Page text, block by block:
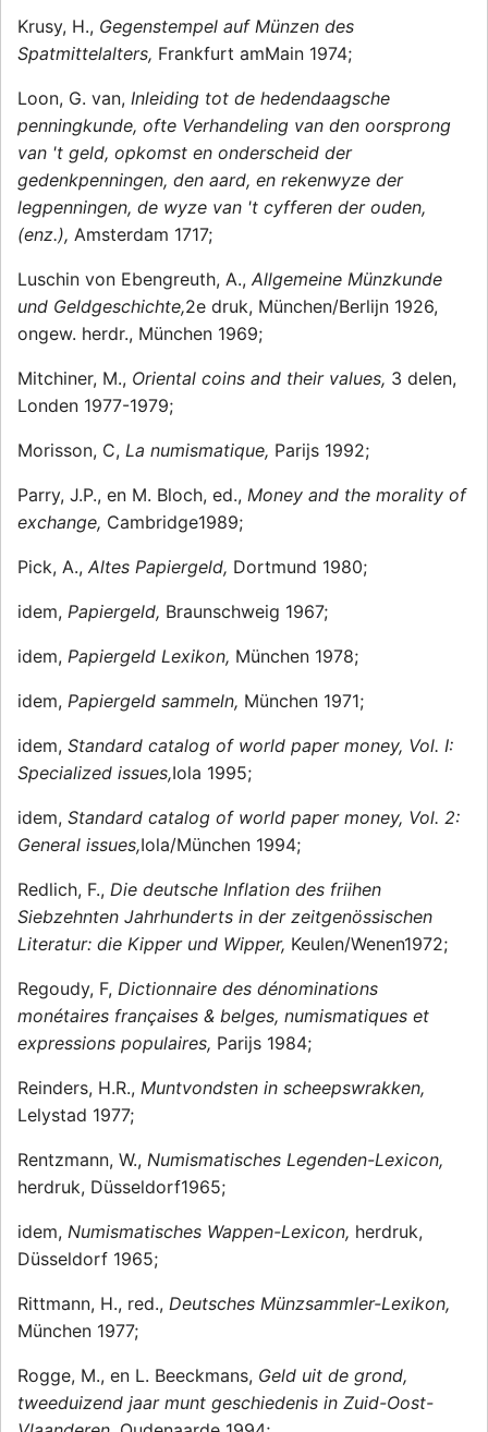
Krusy, H., Gegenstempel auf Münzen des
Spatmittelalters, Frankfurt amMain 1974;
Loon, G. van, Inleiding tot de hedendaagsche
penningkunde, ofte Verhandeling van den oorsprong
van 't geld, opkomst en onderscheid der
gedenkpenningen, den aard, en rekenwyze der
legpenningen, de wyze van 't cyfferen der ouden,
(enz.), Amsterdam 1717;
Luschin von Ebengreuth, A., Allgemeine Münzkunde
und Geldgeschichte,2e druk, München/Berlijn 1926,
ongew. herdr., München 1969;
Mitchiner, M., Oriental coins and their values, 3 delen,
Londen 1977-1979;
Morisson, C, La numismatique, Parijs 1992;
Parry, J.P., en M. Bloch, ed., Money and the morality of
exchange, Cambridge1989;
Pick, A., Altes Papiergeld, Dortmund 1980;
idem, Papiergeld, Braunschweig 1967;
idem, Papiergeld Lexikon, München 1978;
idem, Papiergeld sammeln, München 1971;
idem, Standard catalog of world paper money, Vol. I:
Specialized issues,Iola 1995;
idem, Standard catalog of world paper money, Vol. 2:
General issues,Iola/München 1994;
Redlich, F., Die deutsche Inflation des friihen
Siebzehnten Jahrhunderts in der zeitgenössischen
Literatur: die Kipper und Wipper, Keulen/Wenen1972;
Regoudy, F, Dictionnaire des dénominations
monétaires françaises & belges, numismatiques et
expressions populaires, Parijs 1984;
Reinders, H.R., Muntvondsten in scheepswrakken,
Lelystad 1977;
Rentzmann, W., Numismatisches Legenden-Lexicon,
herdruk, Düsseldorf1965;
idem, Numismatisches Wappen-Lexicon, herdruk,
Düsseldorf 1965;
Rittmann, H., red., Deutsches Münzsammler-Lexikon,
München 1977;
Rogge, M., en L. Beeckmans, Geld uit de grond,
tweeduizend jaar munt geschiedenis in Zuid-Oost-